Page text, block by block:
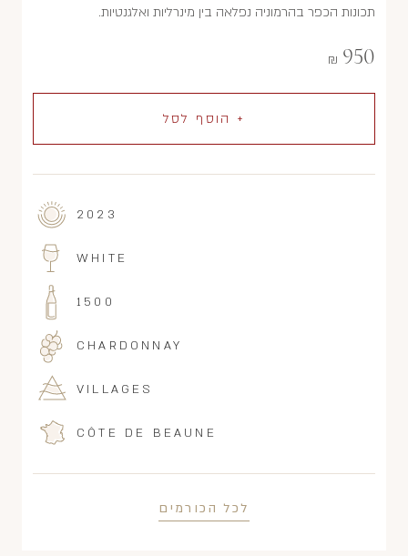
תכונות הכפר בהרמוניה נפלאה בין מינרליות ואלגנטיות.
950
₪
+ הוסף לסל
2023
WHITE
1500
CHARDONNAY
VILLAGES
CÔTE DE BEAUNE
לכל הכורמים